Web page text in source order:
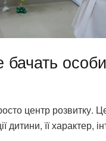
центр розвитку.
дитини, її характер,